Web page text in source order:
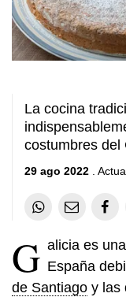
La cocina
costumbres del
29 ago 2022 .
G alicia es
España
de Santiago y las